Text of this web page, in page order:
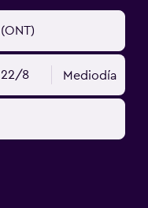
22/8 Mediodía